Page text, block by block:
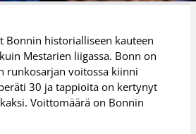
Bonnin historialliseen kauteen
Mestarien liigassa. Bonn on
runkosarjan voitossa kiinni
30 ja tappioita on kertynyt
Voittomäärä on Bonnin